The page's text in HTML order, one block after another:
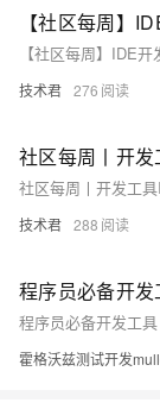
【社区每周】
【社区每周】IDE
技术君 276
社区每周丨开
社区每周丨开发工
技术君 288
程序员必备开
程序员必备开发工
霍格沃兹测试开发